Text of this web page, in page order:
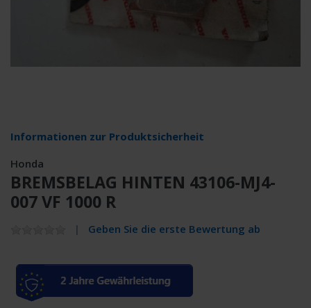
Informationen zur Produktsicherheit
Honda
BREMSBELAG HINTEN 43106-MJ4-
007 VF 1000 R
Geben Sie die erste Bewertung ab